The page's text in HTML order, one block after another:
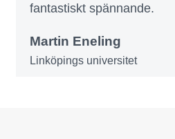
fantastiskt spännande.
Martin Eneling
Linköpings universitet